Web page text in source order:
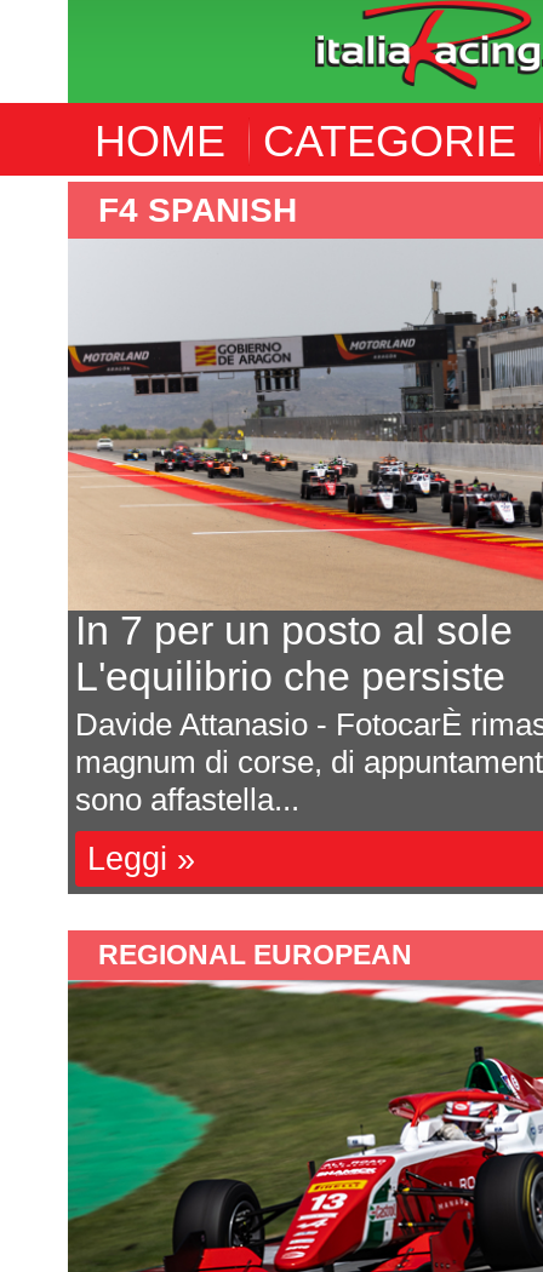
HOME CATEGORIE
F4 SPANISH
In 7 per un posto al sole
L'equilibrio che persiste
Davide Attanasio - FotocarÈ
magnum di corse, di
sono affastella...
Leggi »
REGIONAL EUROPEAN